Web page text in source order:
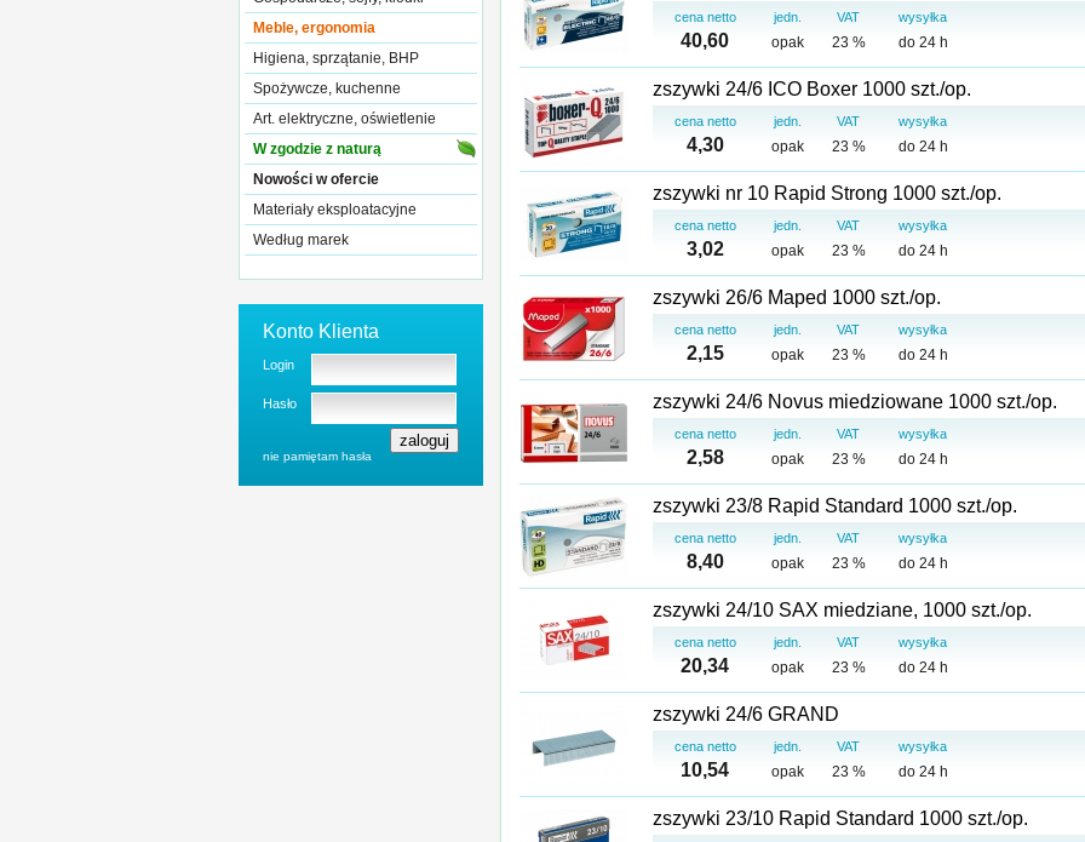
Meble, ergonomia
Higiena, sprzątanie, BHP
Spożywcze, kuchenne
Art. elektryczne, oświetlenie
W zgodzie z naturą
Nowości w ofercie
Materiały eksploatacyjne
Według marek
Konto Klienta
Login
Hasło
nie pamiętam hasła
cena netto jedn. VAT
wysyłka
40,60 opak 23 % do 24 h
zszywki 24/6 ICO Boxer 1000 szt./op.
cena netto jedn. VAT
wysyłka
4,30 opak 23 % do 24 h
zszywki nr 10 Rapid Strong 1000 szt./op.
cena netto jedn. VAT
wysyłka
3,02 opak 23 % do 24 h
zszywki 26/6 Maped 1000 szt./op.
cena netto jedn. VAT
wysyłka
2,15 opak 23 % do 24 h
zszywki 24/6 Novus miedziowane 1000 szt./op.
cena netto jedn. VAT
wysyłka
2,58 opak 23 % do 24 h
zszywki 23/8 Rapid Standard 1000 szt./op.
cena netto jedn. VAT
wysyłka
8,40 opak 23 % do 24 h
zszywki 24/10 SAX miedziane, 1000 szt./op.
cena netto jedn. VAT
wysyłka
20,34 opak 23 % do 24 h
zszywki 24/6 GRAND
cena netto jedn. VAT
wysyłka
10,54 opak 23 % do 24 h
zszywki 23/10 Rapid Standard 1000 szt./op.